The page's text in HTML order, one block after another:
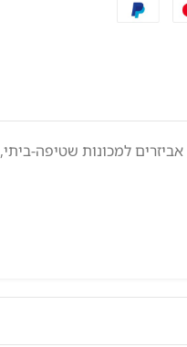
אביזרים למכונות שטיפה-ביתי,